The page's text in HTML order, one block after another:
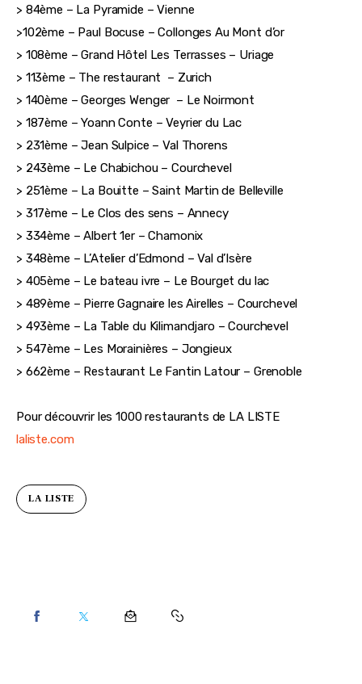
> 84ème – La Pyramide – Vienne
>102ème – Paul Bocuse – Collonges Au Mont d’or
> 108ème – Grand Hôtel Les Terrasses – Uriage
> 113ème – The restaurant  – Zurich
> 140ème – Georges Wenger  – Le Noirmont
> 187ème – Yoann Conte – Veyrier du Lac
> 231ème – Jean Sulpice – Val Thorens
> 243ème – Le Chabichou – Courchevel
> 251ème – La Bouitte – Saint Martin de Belleville
> 317ème – Le Clos des sens – Annecy
> 334ème – Albert 1er – Chamonix
> 348ème – L’Atelier d’Edmond – Val d’Isère
> 405ème – Le bateau ivre – Le Bourget du lac
> 489ème – Pierre Gagnaire les Airelles – Courchevel
> 493ème – La Table du Kilimandjaro – Courchevel
> 547ème – Les Morainières – Jongieux
> 662ème – Restaurant Le Fantin Latour – Grenoble
Pour découvrir les 1000 restaurants de LA LISTE
laliste.com
LA LISTE